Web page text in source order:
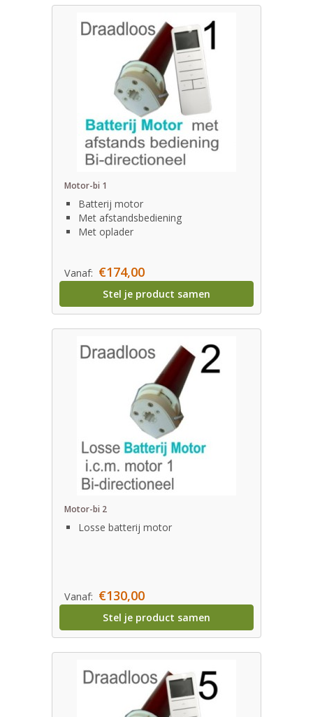
Motor-bi 1
Batterij motor
Met afstandsbediening
Met oplader
Vanaf: €174,00
Stel je product samen
Motor-bi 2
Losse batterij motor
Vanaf: €130,00
Stel je product samen